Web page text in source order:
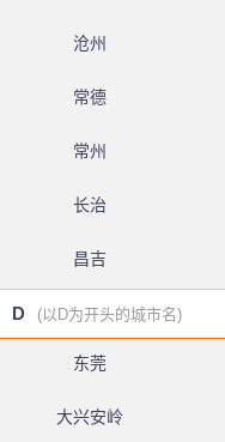
沧州
常德
常州
长治
昌吉
D (以D为开头的城市名)
东莞
大兴安岭